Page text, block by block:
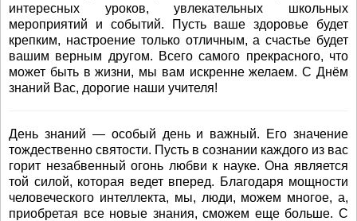
интересных уроков, увлекательных школьных
мероприятий и событий. Пусть ваше здоровье будет
крепким, настроение только отличным, а счастье будет
вашим верным другом. Всего самого прекрасного, что
может быть в жизни, мы вам искренне желаем. С Днём
знаний Вас, дорогие наши учителя!
День знаний — особый день и важный. Его значение
тождественно святости. Пусть в сознании каждого из вас
горит незабвенный огонь любви к науке. Она является
той силой, которая ведет вперед. Благодаря мощности
человеческого интеллекта, мы, люди, можем многое, а,
приобретая все новые знания, сможем еще больше. С